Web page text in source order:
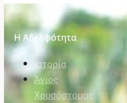
Η Αδελφότητα
Ιστορία
Άγιος
Χρυσόστομος